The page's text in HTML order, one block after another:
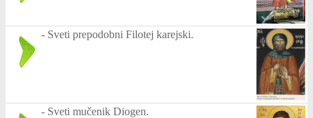
- Sveti prepodobni Filotej karejski.
- Sveti mučenik Diogen.